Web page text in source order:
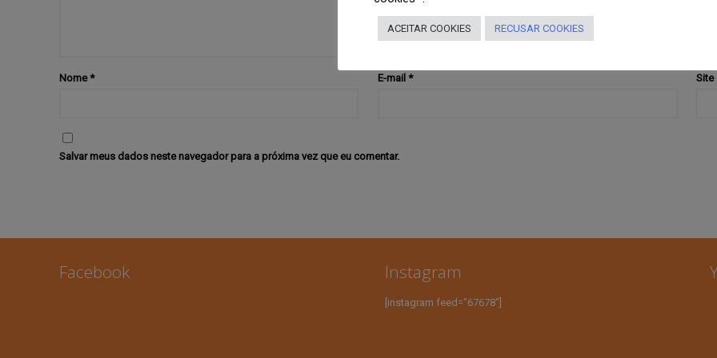
Nome * E-mail * Site
Salvar meus dados neste navegador para a próxima vez que eu comentar.
Facebook Instagram
[instagram feed="67678"]
ACEITAR COOKIES RECUSAR COOKIES